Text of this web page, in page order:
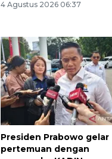
4 Agustus 2026 06:37
Presiden Prabowo gelar
pertemuan dengan